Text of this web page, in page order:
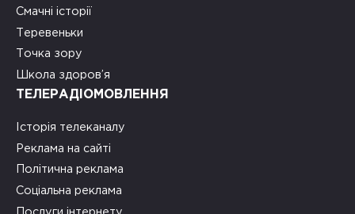
Смачні історії
Теревеньки
Точка зору
Школа здоров’я
ТЕЛЕРАДІОМОВЛЕННЯ
Історія телеканалу
Реклама на сайті
Політична реклама
Соціальна реклама
Послуги інтернету